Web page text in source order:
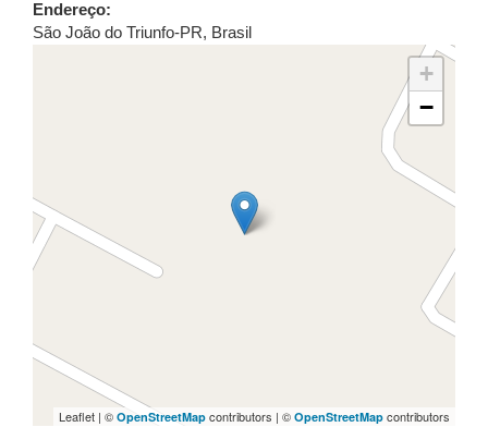
Endereço:
São João do Triunfo-PR, Brasil
+
−
Leaflet | © OpenStreetMap contributors | © OpenStreetMap contributors